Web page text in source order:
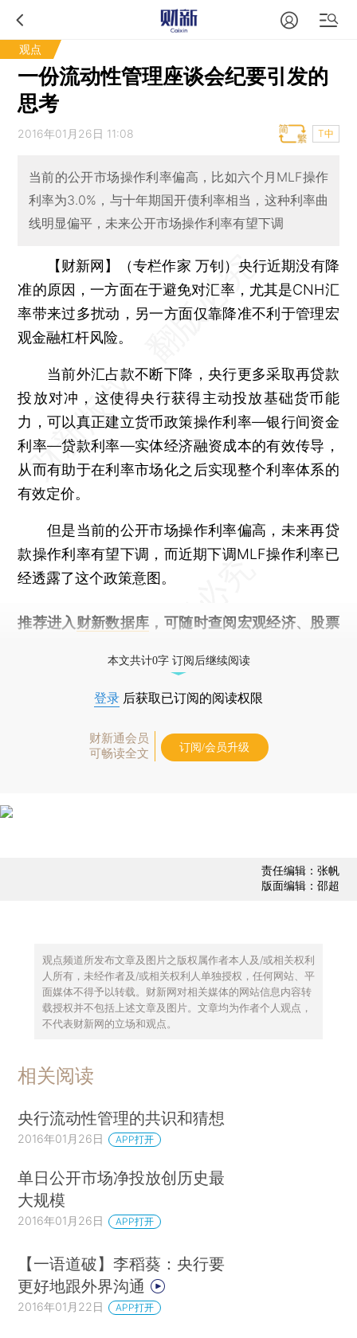
观点
一份流动性管理座谈会纪要引发的
思考
2016年01月26日 11:08 T中
当前的公开市场操作利率偏高，比如六个月MLF操作
利率为3.0%，与十年期国开债利率相当，这种利率曲
线明显偏平，未来公开市场操作利率有望下调
【财新网】（专栏作家 万钊）央行近期没有降
准的原因，一方面在于避免对汇率，尤其是CNH汇
率带来过多扰动，另一方面仅靠降准不利于管理宏
观金融杠杆风险。
当前外汇占款不断下降，央行更多采取再贷款
投放对冲，这使得央行获得主动投放基础货币能
力，可以真正建立货币政策操作利率—银行间资金
利率—贷款利率—实体经济融资成本的有效传导，
从而有助于在利率市场化之后实现整个利率体系的
有效定价。
但是当前的公开市场操作利率偏高，未来再贷
款操作利率有望下调，而近期下调MLF操作利率已
经透露了这个政策意图。
推荐进入 财新数据库 ，可随时查阅宏观经济、股票
本文共计0字 订阅后继续阅读
登录 后获取已订阅的阅读权限
财新通会员
可畅读全文
订阅/会员升级
责任编辑：张帆
版面编辑：邵超
观点频道所发布文章及图片之版权属作者本人及/或相关权利
人所有，未经作者及/或相关权利人单独授权，任何网站、平
面媒体不得予以转载。财新网对相关媒体的网站信息内容转
载授权并不包括上述文章及图片。文章均为作者个人观点，
不代表财新网的立场和观点。
相关阅读
央行流动性管理的共识和猜想
2016年01月26日 APP打开
单日公开市场净投放创历史最
大规模
2016年01月26日 APP打开
【一语道破】李稻葵：央行要
更好地跟外界沟通
2016年01月22日 APP打开